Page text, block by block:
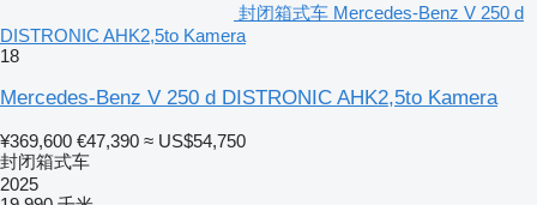
封闭箱式车 Mercedes-Benz V 250 d
DISTRONIC AHK2,5to Kamera
18
Mercedes-Benz V 250 d DISTRONIC AHK2,5to Kamera
¥369,600 €47,390 ≈ US$54,750
封闭箱式车
2025